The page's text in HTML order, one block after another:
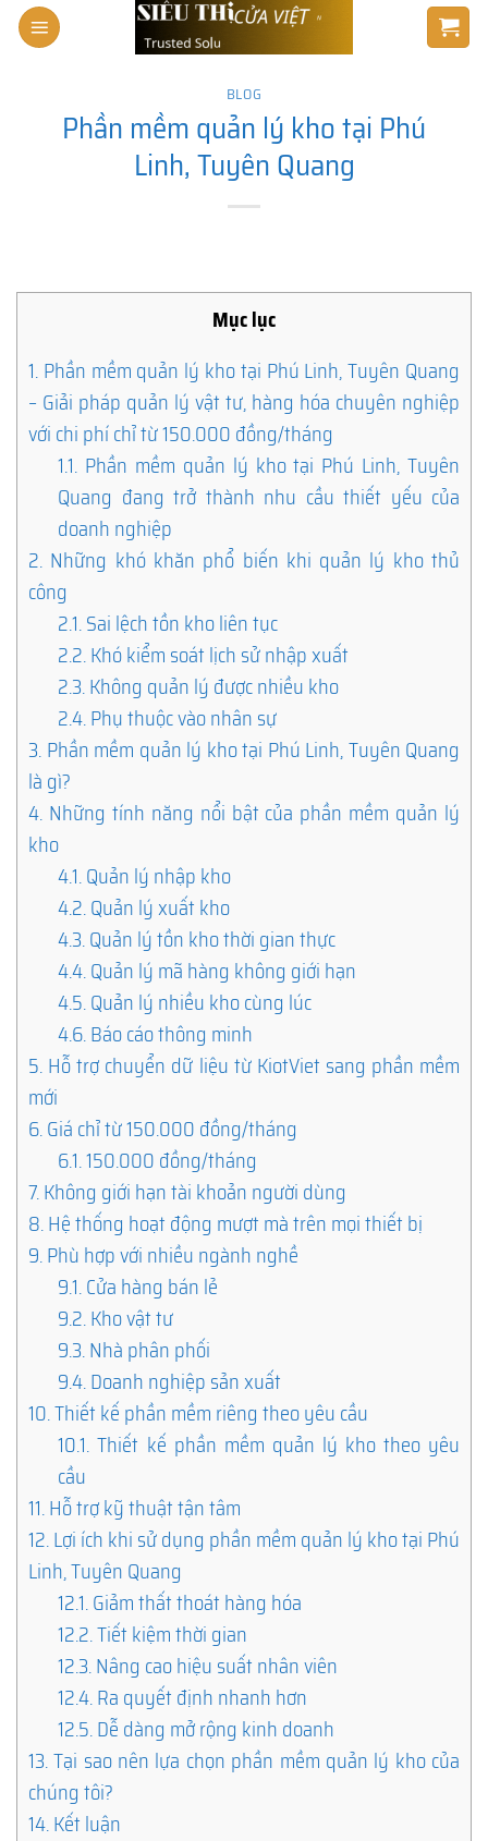
Skip
BLOG
Phần mềm quản lý kho tại Phú
Linh, Tuyên Quang
Mục lục
1. Phần mềm quản lý kho tại Phú Linh, Tuyên Quang
– Giải pháp quản lý vật tư, hàng hóa chuyên nghiệp
với chi phí chỉ từ 150.000 đồng/tháng
1.1. Phần mềm quản lý kho tại Phú Linh, Tuyên
Quang đang trở thành nhu cầu thiết yếu của
doanh nghiệp
2. Những khó khăn phổ biến khi quản lý kho thủ
công
2.1.Sai lệch tồn kho liên tục
2.2.Khó kiểm soát lịch sử nhập xuất
2.3.Không quản lý được nhiều kho
2.4.Phụ thuộc vào nhân sự
3. Phần mềm quản lý kho tại Phú Linh, Tuyên Quang
là gì?
4. Những tính năng nổi bật của phần mềm quản lý
kho
4.1.Quản lý nhập kho
4.2.Quản lý xuất kho
4.3.Quản lý tồn kho thời gian thực
4.4.Quản lý mã hàng không giới hạn
4.5.Quản lý nhiều kho cùng lúc
4.6.Báo cáo thông minh
5. Hỗ trợ chuyển dữ liệu từ KiotViet sang phần mềm
mới
6.Giá chỉ từ 150.000 đồng/tháng
6.1.150.000 đồng/tháng
7.Không giới hạn tài khoản người dùng
8.Hệ thống hoạt động mượt mà trên mọi thiết bị
9.Phù hợp với nhiều ngành nghề
9.1.Cửa hàng bán lẻ
9.2.Kho vật tư
9.3.Nhà phân phối
9.4.Doanh nghiệp sản xuất
10.Thiết kế phần mềm riêng theo yêu cầu
10.1. Thiết kế phần mềm quản lý kho theo yêu
cầu
11.Hỗ trợ kỹ thuật tận tâm
12.Lợi ích khi sử dụng phần mềm quản lý kho tại Phú
Linh, Tuyên Quang
12.1.Giảm thất thoát hàng hóa
12.2.Tiết kiệm thời gian
12.3.Nâng cao hiệu suất nhân viên
12.4.Ra quyết định nhanh hơn
12.5.Dễ dàng mở rộng kinh doanh
13.Tại sao nên lựa chọn phần mềm quản lý kho của
chúng tôi?
14.Kết luận